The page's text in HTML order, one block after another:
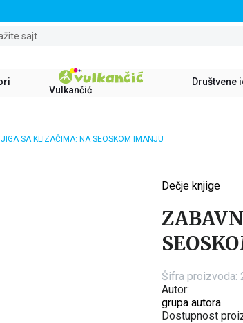
sajt
Vulkančić
Društvene
SA KLIZAČIMA: NA SEOSKOM IMANJU
Dečje knjige
Šifra proizvoda:
Autor:
grupa autora
Dostupnost